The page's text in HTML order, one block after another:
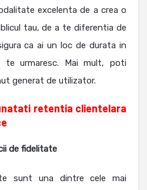
excelenta de a crea o
tau, de a te diferentia de
ca ai un loc de durata in
te urmaresc. Mai mult, poti
generat de utilizator.
retentia clientelara
de fidelitate
sunt una dintre cele mai